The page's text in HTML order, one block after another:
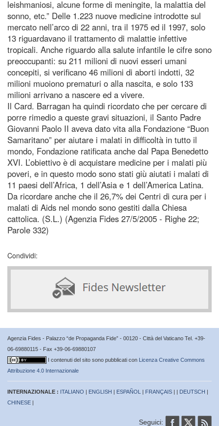
leishmaniosi, alcune forme di meningite, la malattia del
sonno, etc.” Delle 1.223 nuove medicine introdotte sul
mercato nell’arco di 22 anni, tra il 1975 ed il 1997, solo
13 riguardavano il trattamento di malattie infettive
tropicali. Anche riguardo alla salute infantile le cifre sono
preoccupanti: su 211 milioni di nuovi esseri umani
concepiti, si verificano 46 milioni di aborti indotti, 32
milioni muoiono prematuri o alla nascita, e solo 133
milioni arrivano a nascere ed a vivere.
Il Card. Barragan ha quindi ricordato che per cercare di
porre rimedio a queste gravi situazioni, il Santo Padre
Giovanni Paolo II aveva dato vita alla Fondazione “Buon
Samaritano” per aiutare i malati in difficoltà in tutto il
mondo, Fondazione ratificata anche dal Papa Benedetto
XVI. L’obiettivo è di acquistare medicine per i malati più
poveri, e in questo modo sono stati giù aiutati i malati di
11 paesi dell’Africa, 1 dell’Asia e 1 dell’America Latina.
Da ricordare anche che il 26,7% dei Centri di cura per i
malati di Aids nel mondo sono gestiti dalla Chiesa
cattolica. (S.L.) (Agenzia Fides 27/5/2005 - Righe 22;
Parole 332)
Condividi:
Agenzia Fides - Palazzo “de Propaganda Fide” - 00120 - Città del Vaticano Tel. +39-
06-69880115 - Fax +39-06-69880107
I contenuti del sito sono pubblicati con Licenza Creative Commons
Attribuzione 4.0 Internazionale
INTERNAZIONALE : ITALIANO | ENGLISH | ESPAÑOL | FRANÇAIS | | DEUTSCH |
CHINESE |
Seguici: